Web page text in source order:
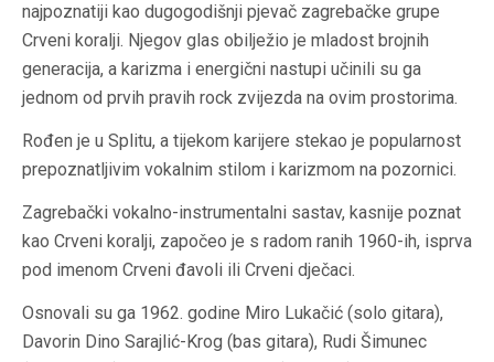
najpoznatiji kao dugogodišnji pjevač zagrebačke grupe
Crveni koralji. Njegov glas obilježio je mladost brojnih
generacija, a karizma i energični nastupi učinili su ga
jednom od prvih pravih rock zvijezda na ovim prostorima.
Rođen je u Splitu, a tijekom karijere stekao je popularnost
prepoznatljivim vokalnim stilom i karizmom na pozornici.
Zagrebački vokalno-instrumentalni sastav, kasnije poznat
kao Crveni koralji, započeo je s radom ranih 1960-ih, isprva
pod imenom Crveni đavoli ili Crveni dječaci.
Osnovali su ga 1962. godine Miro Lukačić (solo gitara),
Davorin Dino Sarajlić-Krog (bas gitara), Rudi Šimunec